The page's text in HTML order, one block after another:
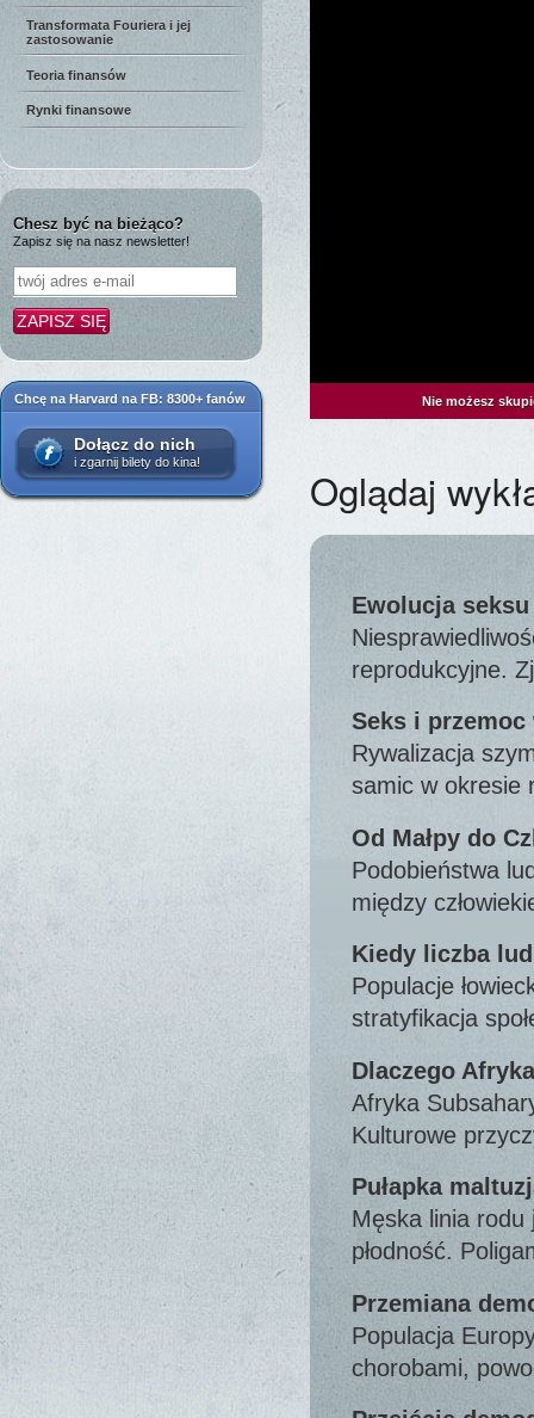
Transformata Fouriera i jej
zastosowanie
Teoria finansów
Rynki finansowe
Chesz być na bieżąco?
Zapisz się na nasz newsletter!
Chcę na Harvard na FB: 8300+ fanów
Dołącz do nich
i zgarnij bilety do kina!
Nie możesz
Oglądaj
Ewolucja
reprodukcyjne.
Seks i przemoc
Rywalizacja
samic w okresie
Od Małpy do
Podobieństwa
między
Kiedy liczba
Populacje
stratyfikacja
Dlaczego
Afryka
Kulturowe
Pułapka
Męska linia
płodność.
Przemiana
Populacja
chorobami,